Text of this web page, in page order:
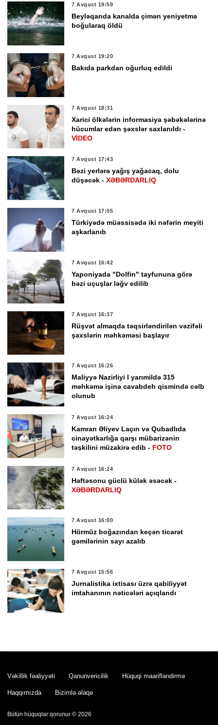
7 Avqust 19:59
Beyləqanda kanalda çimən yeniyetmə
boğularaq öldü
7 Avqust 19:20
Bakıda parkdan oğurluq edildi
7 Avqust 18:31
Xarici ölkələrin informasiya şəbəkələrinə
hücumlar edən şəxslər saxlanıldı -
VİDEO
7 Avqust 17:43
Bəzi yerlərə yağış yağacaq, dolu
düşəcək -XƏBƏRDARLIQ
7 Avqust 17:05
Türkiyədə müəssisədə iki nəfərin meyiti
aşkarlanıb
7 Avqust 16:42
Yaponiyada "Dolfin" tayfununa görə
bəzi uçuşlar ləğv edilib
7 Avqust 16:37
Rüşvət almaqda təqsirləndirilən vəzifəli
şəxslərin məhkəməsi başlayır
7 Avqust 16:26
Maliyyə Nazirliyi I yarımildə 315
məhkəmə işinə cavabdeh qismində cəlb
olunub
7 Avqust 16:24
Kamran Əliyev Laçın və Qubadlıda
cinayətkarlığa qarşı mübarizənin
təşkilini müzakirə edib - FOTO
7 Avqust 16:24
Həftəsonu güclü külək əsəcək -
XƏBƏRDARLIQ
7 Avqust 16:00
Hörmüz boğazından keçən ticarət
gəmilərinin sayı azalıb
7 Avqust 15:56
Jurnalistika ixtisası üzrə qabiliyyət
imtahanının nəticələri açıqlandı
7 Avqust 15:28
qalibini açıqladı
Vəkillik fəaliyyəti Qanunvericilik Hüquqi maarifləndirmə
Haqqımızda Bizimlə əlaqə
Bütün hüquqlar qorunur © 2026